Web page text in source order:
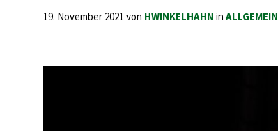
19. November 2021 von HWINKELHAHN in ALLGEMEIN